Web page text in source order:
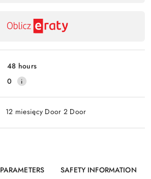
48 hours
0
12 miesięcy Door 2 Door
PARAMETERS SAFETY INFORMATION